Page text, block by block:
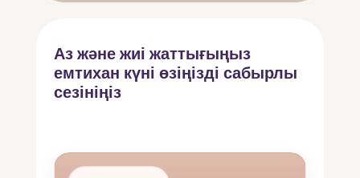
Аз және жиі жаттығыңыз
емтихан күні өзіңізді сабырлы
сезініңіз